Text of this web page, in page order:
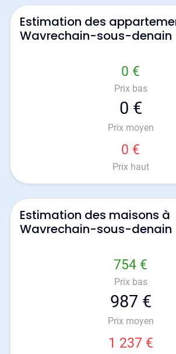
Estimation des
Wavrechain-sous-denain
0 €
Prix bas
0 €
Prix moyen
0 €
Prix haut
Estimation des maisons à
Wavrechain-sous-denain
754 €
Prix bas
987 €
Prix moyen
1 237 €